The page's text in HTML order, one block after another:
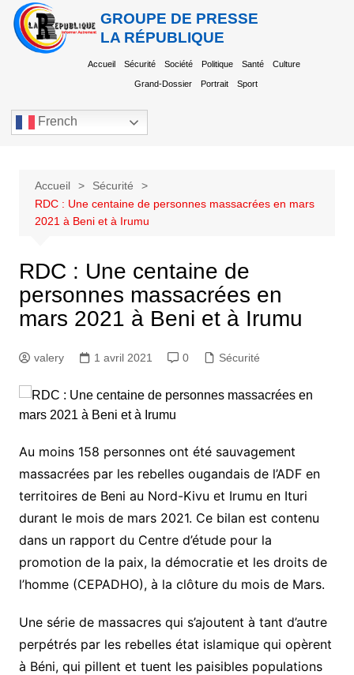
GROUPE DE PRESSE
LA RÉPUBLIQUE
Accueil Sécurité Société Politique Santé Culture
Grand-Dossier Portrait Sport
French
Accueil
Sécurité
RDC : Une centaine de personnes massacrées en mars
2021 à Beni et à Irumu
RDC : Une centaine de
personnes massacrées en
mars 2021 à Beni et à Irumu
valery 1 avril 2021 0 Sécurité
Au moins 158 personnes ont été sauvagement
massacrées par les rebelles ougandais de l’ADF en
territoires de Beni au Nord-Kivu et Irumu en Ituri
durant le mois de mars 2021. Ce bilan est contenu
dans un rapport du Centre d’étude pour la
promotion de la paix, la démocratie et les droits de
l’homme (CEPADHO), à la clôture du mois de Mars.
Une série de massacres qui s’ajoutent à tant d’autre
perpétrés par les rebelles état islamique qui opèrent
à Béni, qui pillent et tuent les paisibles populations